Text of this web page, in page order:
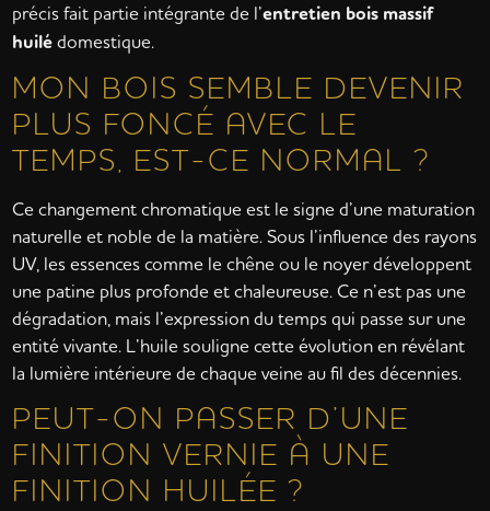
précis fait partie intégrante de l’entretien bois massif
huilédomestique.
MON BOIS SEMBLE DEVENIR
PLUS FONCÉ AVEC LE
TEMPS, EST-CE NORMAL ?
Ce changement chromatique est le signe d’une maturation
naturelle et noble de la matière. Sous l’influence des rayons
UV, les essences comme le chêne ou le noyer développent
une patine plus profonde et chaleureuse. Ce n’est pas une
dégradation, mais l’expression du temps qui passe sur une
entité vivante. L’huile souligne cette évolution en révélant
la lumière intérieure de chaque veine au fil des décennies.
PEUT-ON PASSER D’UNE
FINITION VERNIE À UNE
FINITION HUILÉE ?